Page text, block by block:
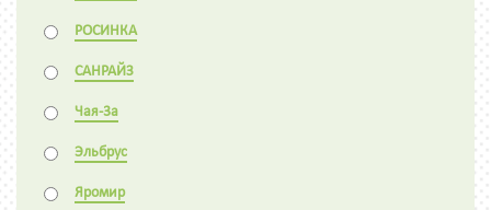
РОСИНКА
САНРАЙЗ
Чая-3а
Эльбрус
Яромир